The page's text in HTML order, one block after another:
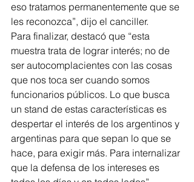
eso tratamos permanentemente que se
les reconozca”, dijo el canciller.
Para finalizar, destacó que “esta
muestra trata de lograr interés; no de
ser autocomplacientes con las cosas
que nos toca ser cuando somos
funcionarios públicos. Lo que busca
un stand de estas características es
despertar el interés de los argentinos y
argentinas para que sepan lo que se
hace, para exigir más. Para internalizar
que la defensa de los intereses es